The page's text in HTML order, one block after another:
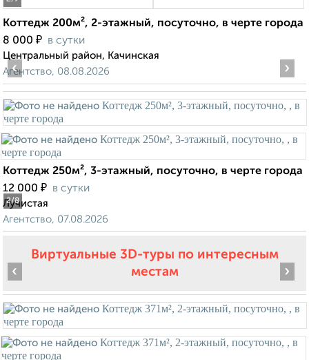
Коттедж 200м², 2-этажный, посуточно, в черте города
8 000 ₽ в сутки
Центральный район, Качинская
Агентство, 08.08.2026
2/8
‹ ›
Коттедж 250м², 3-этажный, посуточно, в черте города
12 000 ₽ в сутки
Лучистая
Агентство, 07.08.2026
Виртуальные 3D-туры по интересным
местам
‹ ›